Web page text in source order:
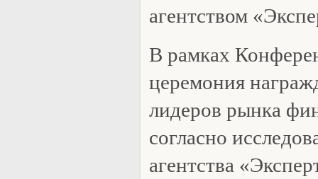
агентством
В рамках
церемония
лидеров рынка
согласно
агентства